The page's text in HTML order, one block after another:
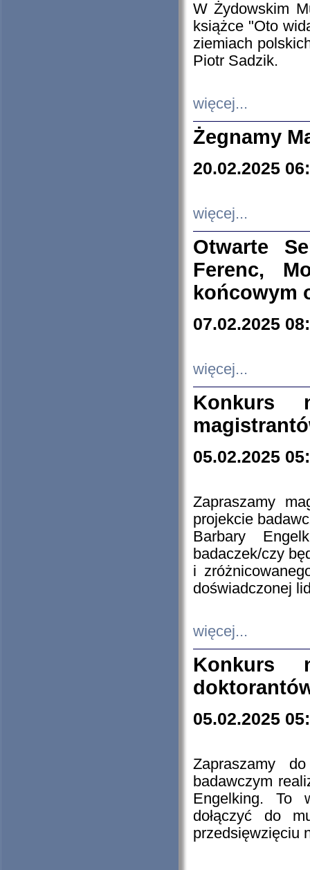
W Żydowskim
książce "Oto
ziemiach
Piotr Sadzik.
więcej...
Żegnamy
20.02.2025
więcej...
Otwarte
Ferenc,
końcowym
07.02.2025
więcej...
Konkurs
05.02.2025
Zapraszamy
projekcie
Barbary
badaczek/czy
i
doświadczonej
więcej...
Konkurs
05.02.2025
Zapraszamy
badawczym
Engelking. To
dołączyć do
przedsięwzięciu